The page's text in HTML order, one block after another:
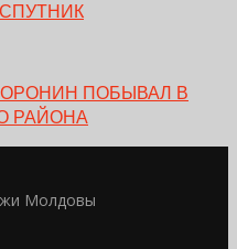
ПОБЫВАЛ В
РАЙОНА
Молдовы